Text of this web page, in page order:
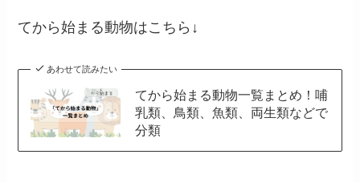
てから始まる動物はこちら↓
あわせて読みたい
てから始まる動物一覧まとめ！哺
乳類、鳥類、魚類、両生類などで
分類